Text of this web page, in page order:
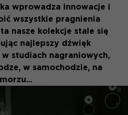
wprowadza innowacje i
wszystkie pragnienia
nasze kolekcje stale się
najlepszy dźwięk
studiach nagraniowych,
w samochodzie, na
morzu...